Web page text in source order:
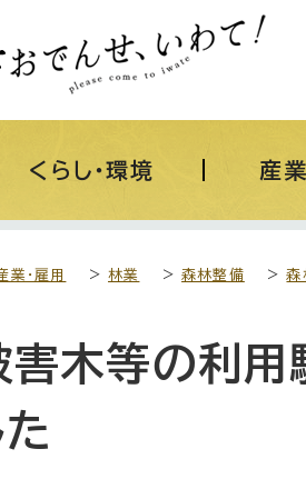
くらし・環境 産業
業・雇用 >林業 >森林整備 >森
木等の利用